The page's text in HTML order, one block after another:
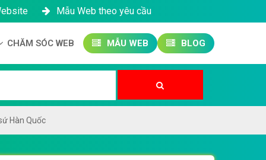
Mẫu Web theo yêu cầu
CHĂM SÓC WEB
Quản trị Fanpage
MẪU WEB BLOG
Hàn Quốc